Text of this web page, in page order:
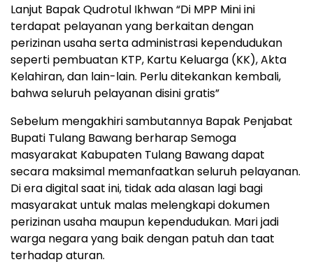
Lanjut Bapak Qudrotul Ikhwan “Di MPP Mini ini
terdapat pelayanan yang berkaitan dengan
perizinan usaha serta administrasi kependudukan
seperti pembuatan KTP, Kartu Keluarga (KK), Akta
Kelahiran, dan lain-lain. Perlu ditekankan kembali,
bahwa seluruh pelayanan disini gratis”
Sebelum mengakhiri sambutannya Bapak Penjabat
Bupati Tulang Bawang berharap Semoga
masyarakat Kabupaten Tulang Bawang dapat
secara maksimal memanfaatkan seluruh pelayanan.
Di era digital saat ini, tidak ada alasan lagi bagi
masyarakat untuk malas melengkapi dokumen
perizinan usaha maupun kependudukan. Mari jadi
warga negara yang baik dengan patuh dan taat
terhadap aturan.